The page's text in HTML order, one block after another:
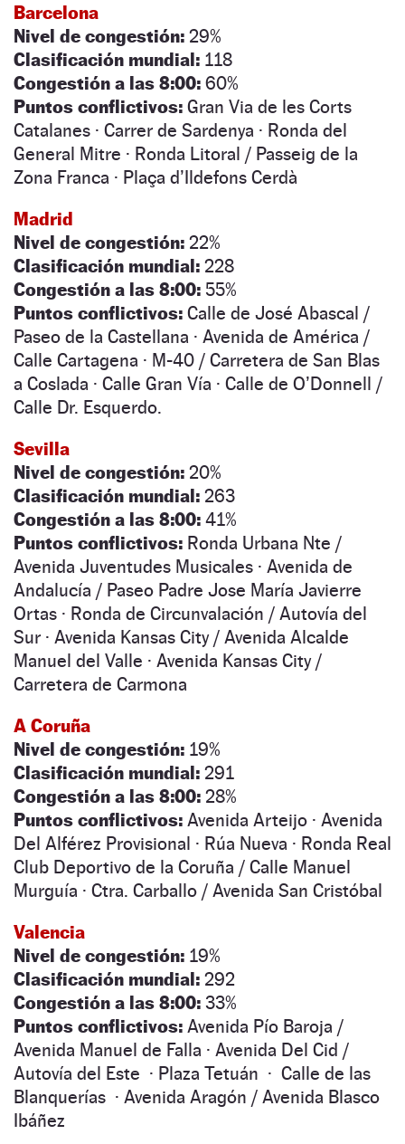
Barcelona
Nivel de congestión: 29%
Clasificación mundial: 118
Congestión a las 8:00: 60%
Puntos conflictivos: Gran Via de les Corts
Catalanes · Carrer de Sardenya · Ronda del
General Mitre · Ronda Litoral / Passeig de la
Zona Franca · Plaça d’Ildefons Cerdà
Madrid
Nivel de congestión: 22%
Clasificación mundial: 228
Congestión a las 8:00: 55%
Puntos conflictivos: Calle de José Abascal /
Paseo de la Castellana · Avenida de América /
Calle Cartagena · M-40 / Carretera de San Blas
a Coslada · Calle Gran Vía · Calle de O’Donnell /
Calle Dr. Esquerdo.
Sevilla
Nivel de congestión: 20%
Clasificación mundial: 263
Congestión a las 8:00: 41%
Puntos conflictivos: Ronda Urbana Nte /
Avenida Juventudes Musicales · Avenida de
Andalucía / Paseo Padre Jose María Javierre
Ortas · Ronda de Circunvalación / Autovía del
Sur · Avenida Kansas City / Avenida Alcalde
Manuel del Valle · Avenida Kansas City /
Carretera de Carmona
A Coruña
Nivel de congestión: 19%
Clasificación mundial: 291
Congestión a las 8:00: 28%
Puntos conflictivos: Avenida Arteijo · Avenida
Del Alférez Provisional · Rúa Nueva · Ronda Real
Club Deportivo de la Coruña / Calle Manuel
Murguía · Ctra. Carballo / Avenida San Cristóbal
Valencia
Nivel de congestión: 19%
Clasificación mundial: 292
Congestión a las 8:00: 33%
Puntos conflictivos: Avenida Pío Baroja /
Avenida Manuel de Falla · Avenida Del Cid /
Autovía del Este · Plaza Tetuán · Calle de las
Blanquerías · Avenida Aragón / Avenida Blasco
Ibáñez